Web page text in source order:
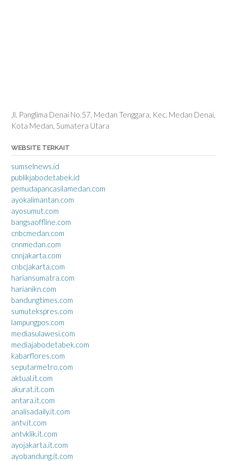
Jl. Panglima Denai No.57, Medan Tenggara, Kec. Medan Denai,
Kota Medan, Sumatera Utara
WEBSITE TERKAIT
sumselnews.id
publikjabodetabek.id
pemudapancasilamedan.com
ayokalimantan.com
ayosumut.com
bangsaoffline.com
cnbcmedan.com
cnnmedan.com
cnnjakarta.com
cnbcjakarta.com
hariansumatra.com
harianikn.com
bandungtimes.com
sumutekspres.com
lampungpos.com
mediasulawesi.com
mediajabodetabek.com
kabarflores.com
seputarmetro.com
aktual.it.com
akurat.it.com
antara.it.com
analisadaily.it.com
antv.it.com
antvklik.it.com
ayojakarta.it.com
ayobandung.it.com